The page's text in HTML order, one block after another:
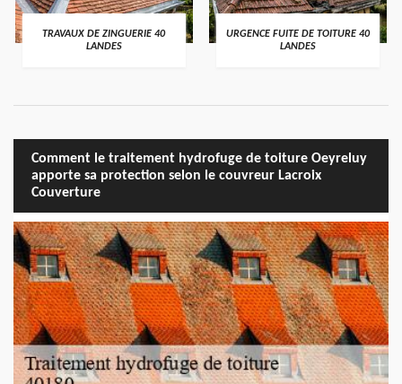
TRAVAUX DE ZINGUERIE 40
LANDES
URGENCE FUITE DE TOITURE 40
LANDES
Comment le traitement hydrofuge de toiture Oeyreluy
apporte sa protection selon le couvreur Lacroix
Couverture